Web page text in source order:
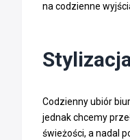
na codzienne
Codzienny ubiór
jednak chcemy
świeżości, a nadal